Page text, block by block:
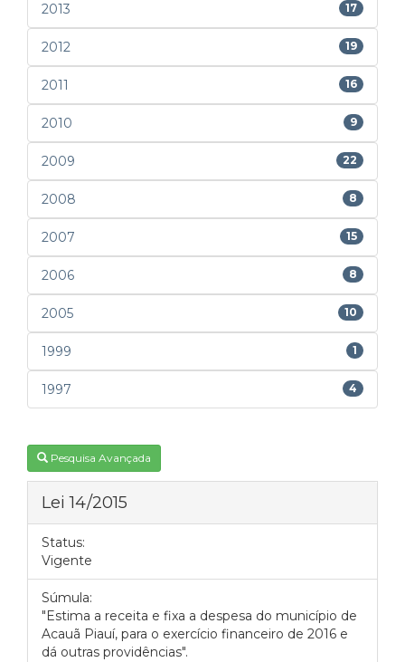
2013 17
2012 19
2011 16
2010 9
2009 22
2008 8
2007 15
2006 8
2005 10
1999 1
1997 4
Pesquisa Avançada
Lei 14/2015
Status:
Vigente
Súmula:
"Estima a receita e fixa a despesa do município de
Acauã Piauí, para o exercício financeiro de 2016 e
dá outras providências".